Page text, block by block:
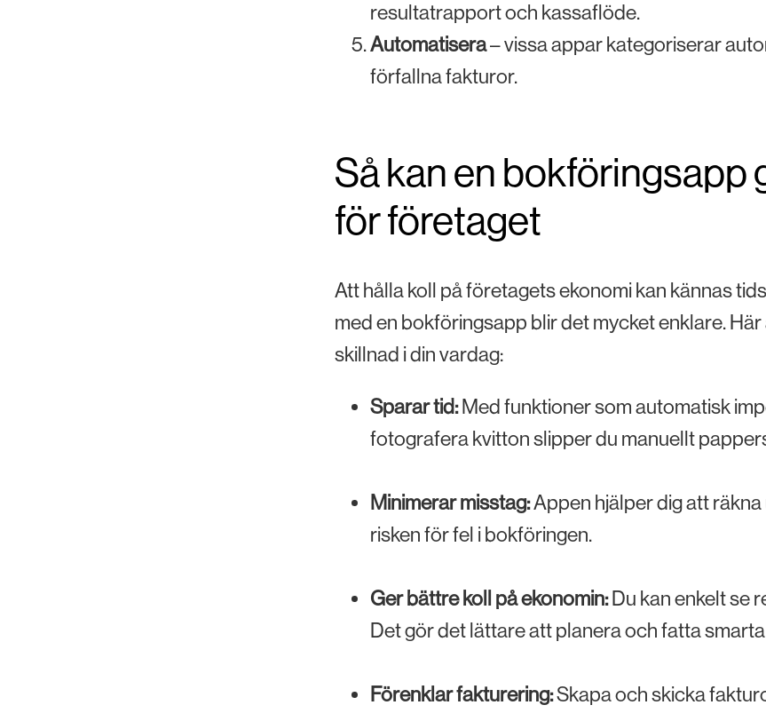
resultatrapport och kassaflöde.
Automatisera– vissa appar kategoriserar
förfallna fakturor.
Så kan en bokföringsapp
för företaget
Att hålla koll på företagets ekonomi kan kännas
med en bokföringsapp blir det mycket enklare.
skillnad i din vardag:
Sparar tid:Med funktioner som automatisk
fotografera kvitton slipper du manuellt
Minimerar misstag:Appen hjälper dig att
risken för fel i bokföringen.
Ger bättre koll på ekonomin:Du kan enkelt se
Det gör det lättare att planera och fatta
Förenklar fakturering:Skapa och skicka